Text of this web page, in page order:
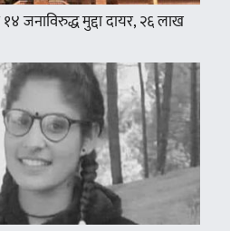
१४ जनाविरुद्ध मुद्दा दायर, २६ लाख